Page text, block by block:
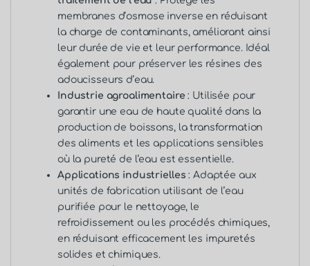
membranes d’osmose inverse en réduisant
la charge de contaminants, améliorant ainsi
leur durée de vie et leur performance. Idéal
également pour préserver les résines des
adoucisseurs d’eau.
Industrie agroalimentaire : Utilisée pour
garantir une eau de haute qualité dans la
production de boissons, la transformation
des aliments et les applications sensibles
où la pureté de l’eau est essentielle.
Applications industrielles : Adaptée aux
unités de fabrication utilisant de l’eau
purifiée pour le nettoyage, le
refroidissement ou les procédés chimiques,
en réduisant efficacement les impuretés
solides et chimiques.